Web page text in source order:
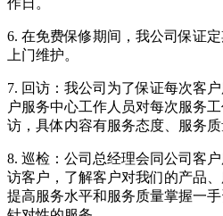
作日。
6. 在免费保修期间，我公司保证
上门维护。
7. 回访：我公司为了保证每次客
户服务中心工作人员对每次服务
访，具体内容有服务态度、服务质
8. 巡检：公司总经理会同公司客
访客户，了解客户对我们的产品
提高服务水平和服务质量掌握一